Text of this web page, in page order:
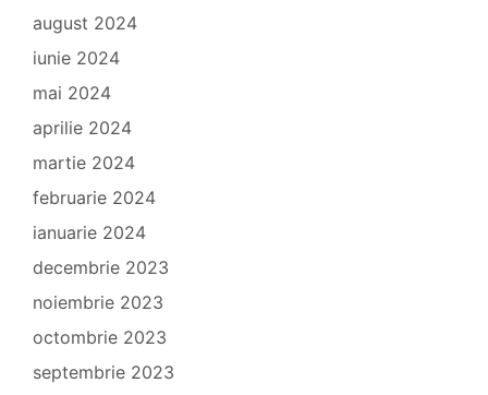
august 2024
iunie 2024
mai 2024
aprilie 2024
martie 2024
februarie 2024
ianuarie 2024
decembrie 2023
noiembrie 2023
octombrie 2023
septembrie 2023